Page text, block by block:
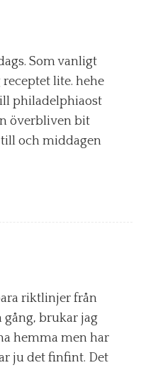
Som vanligt
lite. hehe
philadelphiaost
överbliven bit
till och middagen
riktlinjer från
gång, brukar jag
hemma men har
ju det finfint. Det